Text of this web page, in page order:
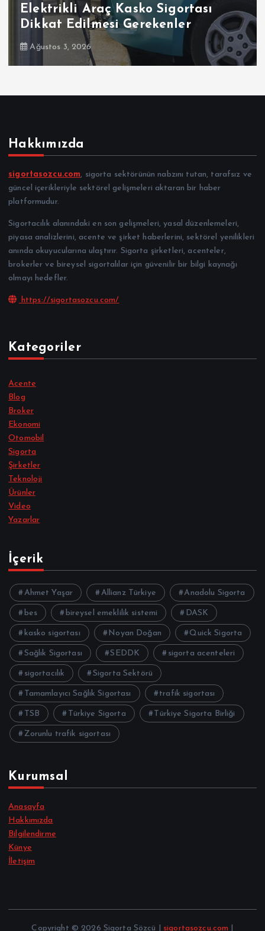
Ehliyetinde Bu Kodlar Olanlar
Dikkat
Temmuz 30, 2026
Hakkımızda
sigortasozcu.com, sigorta sektörünün nabzını tutan, tarafsız ve
güncel içerikleriyle sektörel gelişmeleri aktaran bir haber
platformudur.
Sigortacılık alanındaki en son gelişmeleri, yasal düzenlemeleri,
piyasa analizlerini, acente ve şirket haberlerini, sektörel yenilikleri
anında okuyucularına ulaştırır. Sigorta şirketleri, acenteler,
brokerler ve bireysel sigortalılar için güvenilir bir bilgi kaynağı
olmayı hedefler.
https://sigortasozcu.com/
Kategoriler
Acente
Blog
Broker
Ekonomi
Otomobil
Sigorta
Şirketler
Teknoloji
Ürünler
Video
Yazarlar
İçerik
Ahmet Yaşar Allianz Türkiye Anadolu Sigorta
bes bireysel emeklilik sistemi DASK
kasko sigortası Noyan Doğan Quick Sigorta
Sağlık Sigortası SEDDK sigorta acenteleri
sigortacılık Sigorta Sektörü
Tamamlayıcı Sağlık Sigortası trafik sigortası
TSB Türkiye Sigorta Türkiye Sigorta Birliği
Zorunlu trafik sigortası
Kurumsal
Anasayfa
Hakkımızda
Bilgilendirme
Künye
İletişim
Copyright © 2026 Sigorta Sözcü | sigortasozcu.com